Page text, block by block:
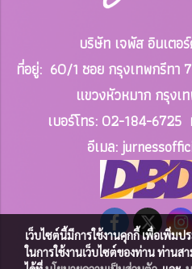
บริษัท เจพัส อินเตอ
ที่อยู่: 60/1 ซอย กรุงเทพกรีทา
แขวงหัวหมาก กรุงเ
เบอร์โทร: 02-184-
อีเมล:
เว็บไซต์นี้มีการใช้งานคุกกี้ เพื่อเพิ่ม
ในการใช้งานเว็บไซต์ของท่าน ท่านส